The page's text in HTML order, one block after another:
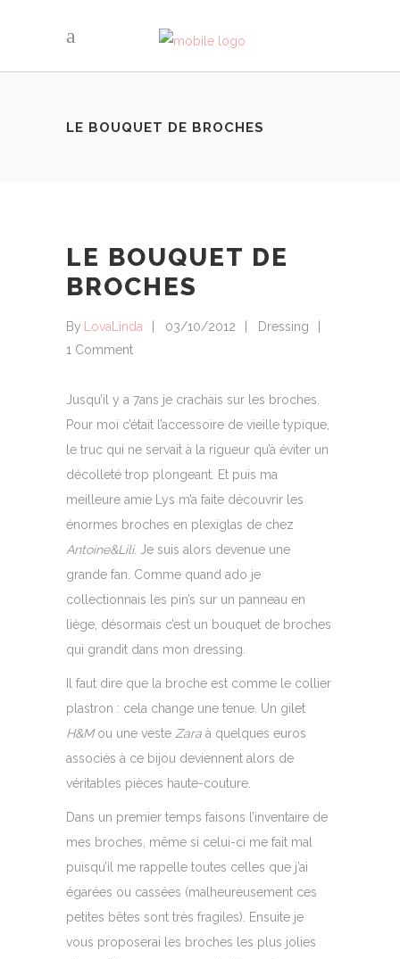
LE BOUQUET DE BROCHES
LE BOUQUET DE
BROCHES
By LovaLinda 03/10/2012
Dressing
1 Comment
Jusqu’il y a 7ans je crachais sur les broches.
Pour moi c’était l’accessoire de vieille typique,
le truc qui ne servait à la rigueur qu’à éviter un
décolleté trop plongeant. Et puis ma
meilleure amie Lys m’a faite découvrir les
énormes broches en plexiglas de chez
Antoine&Lili. Je suis alors devenue une
grande fan. Comme quand ado je
collectionnais les pin’s sur un panneau en
liège, désormais c’est un bouquet de broches
qui grandit dans mon dressing.
Il faut dire que la broche est comme le collier
plastron : cela change une tenue. Un gilet
H&Mou une veste Zara à quelques euros
associés à ce bijou deviennent alors de
véritables pièces haute-couture.
Dans un premier temps faisons l’inventaire de
mes broches, même si celui-ci me fait mal
puisqu’il me rappelle toutes celles que j’ai
égarées ou cassées (malheureusement ces
petites bêtes sont très fragiles). Ensuite je
vous proposerai les broches les plus jolies